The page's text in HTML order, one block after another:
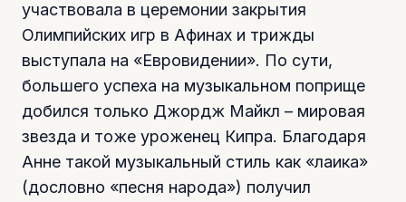
участвовала в церемонии закрытия
Олимпийских игр в Афинах и трижды
выступала на «Евровидении». По сути,
большего успеха на музыкальном поприще
добился только Джордж Майкл – мировая
звезда и тоже уроженец Кипра. Благодаря
Анне такой музыкальный стиль как «лаика»
(дословно «песня народа») получил